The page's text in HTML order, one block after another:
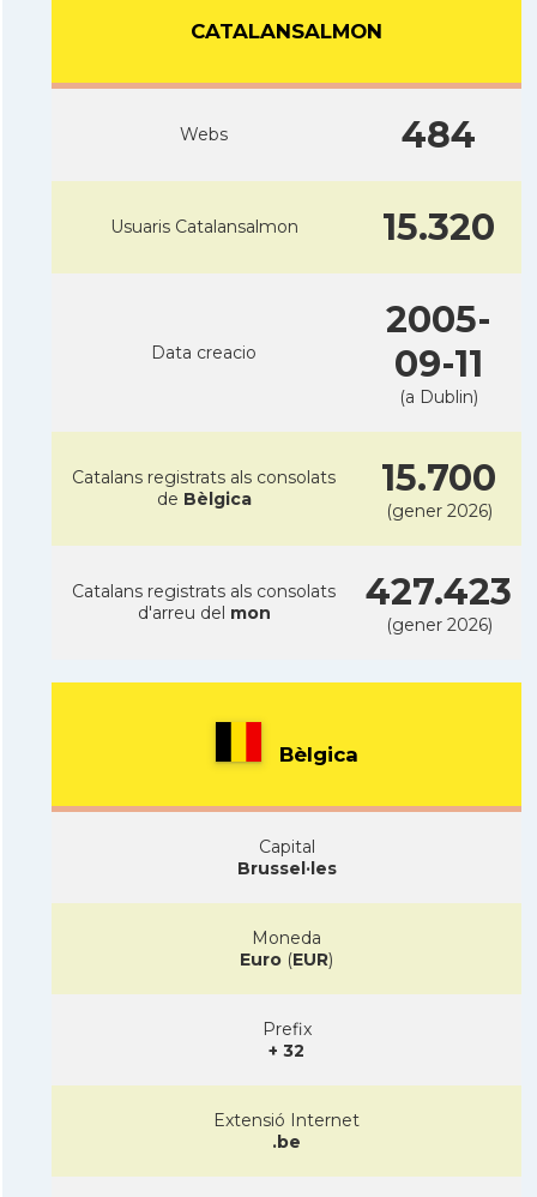
CATALANSALMON
Webs 484
Usuaris Catalansalmon 15.320
Data creacio
2005-
09-11
(a Dublin)
Catalans registrats als consolats
de Bèlgica 15.700
(gener 2026)
Catalans registrats als consolats
d'arreu del mon 427.423
(gener 2026)
Bèlgica
Capital
Brussel·les
Moneda
Euro (EUR)
Prefix
+ 32
Extensió Internet
.be